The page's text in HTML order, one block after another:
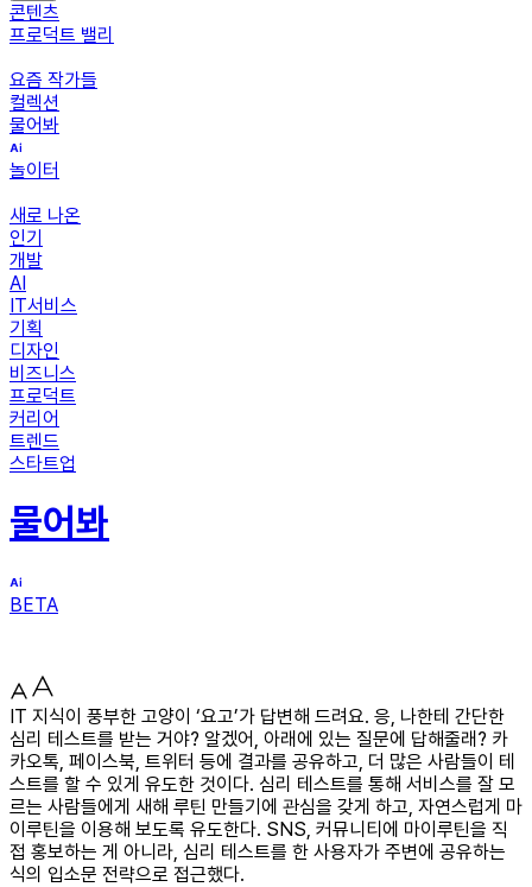
콘텐츠
프로덕트 밸리
요즘 작가들
컬렉션
물어봐
놀이터
새로 나온
인기
개발
AI
IT서비스
기획
디자인
비즈니스
프로덕트
커리어
트렌드
스타트업
물어봐
BETA
IT 지식이 풍부한 고양이 ‘요고’가 답변해 드려요. 응, 나한테 간단한
심리 테스트를 받는 거야? 알겠어, 아래에 있는 질문에 답해줄래? 카
카오톡, 페이스북, 트위터 등에 결과를 공유하고, 더 많은 사람들이 테
스트를 할 수 있게 유도한 것이다. 심리 테스트를 통해 서비스를 잘 모
르는 사람들에게 새해 루틴 만들기에 관심을 갖게 하고, 자연스럽게 마
이루틴을 이용해 보도록 유도한다. SNS, 커뮤니티에 마이루틴을 직
접 홍보하는 게 아니라, 심리 테스트를 한 사용자가 주변에 공유하는
식의 입소문 전략으로 접근했다.